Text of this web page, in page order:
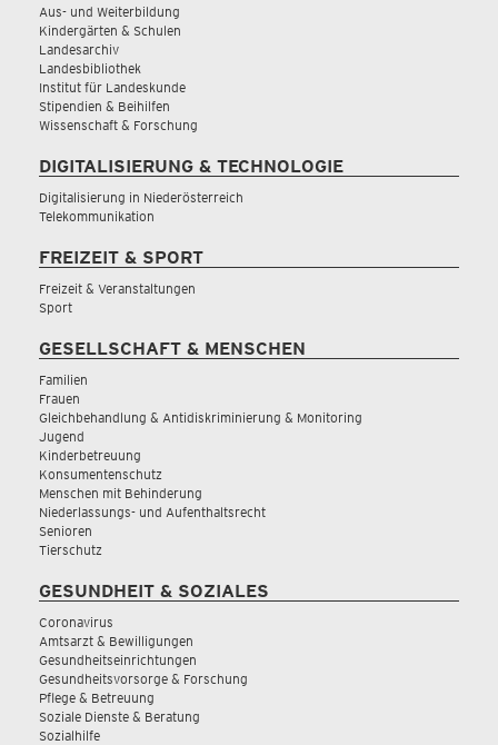
Aus- und Weiterbildung
Kindergärten & Schulen
Landesarchiv
Landesbibliothek
Institut für Landeskunde
Stipendien & Beihilfen
Wissenschaft & Forschung
DIGITALISIERUNG & TECHNOLOGIE
Digitalisierung in Niederösterreich
Telekommunikation
FREIZEIT & SPORT
Freizeit & Veranstaltungen
Sport
GESELLSCHAFT & MENSCHEN
Familien
Frauen
Gleichbehandlung & Antidiskriminierung & Monitoring
Jugend
Kinderbetreuung
Konsumentenschutz
Menschen mit Behinderung
Niederlassungs- und Aufenthaltsrecht
Senioren
Tierschutz
GESUNDHEIT & SOZIALES
Coronavirus
Amtsarzt & Bewilligungen
Gesundheitseinrichtungen
Gesundheitsvorsorge & Forschung
Pflege & Betreuung
Soziale Dienste & Beratung
Sozialhilfe